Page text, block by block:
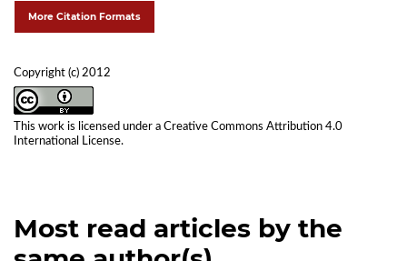
More Citation Formats
Copyright (c) 2012
This work is licensed under a Creative Commons Attribution 4.0
International License.
Most read articles by the